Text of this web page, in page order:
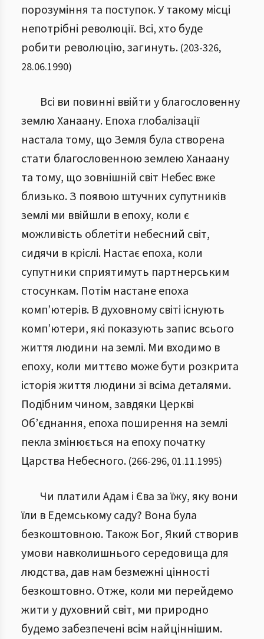
порозуміння та поступок. У такому місці
непотрібні революції. Всі, хто буде
робити революцію, загинуть. (203-326,
28.06.1990)
Всі ви повинні ввійти у благословенну
землю Ханаану. Епоха глобалізації
настала тому, що Земля була створена
стати благословенною землею Ханаану
та тому, що зовнішній світ Небес вже
близько. З появою штучних супутників
землі ми ввійшли в епоху, коли є
можливість облетіти небесний світ,
сидячи в кріслі. Настає епоха, коли
супутники сприятимуть партнерським
стосункам. Потім настане епоха
комп’ютерів. В духовному світі існують
комп’ютери, які показують запис всього
життя людини на землі. Ми входимо в
епоху, коли миттєво може бути розкрита
історія життя людини зі всіма деталями.
Подібним чином, завдяки Церкві
Об’єднання, епоха поширення на землі
пекла змінюється на епоху початку
Царства Небесного. (266-296, 01.11.1995)
Чи платили Адам і Єва за їжу, яку вони
їли в Едемському саду? Вона була
безкоштовною. Також Бог, Який створив
умови навколишнього середовища для
людства, дав нам безмежні цінності
безкоштовно. Отже, коли ми перейдемо
жити у духовний світ, ми природно
будемо забезпечені всім найціннішим.